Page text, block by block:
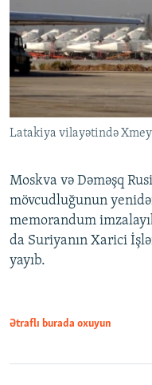
Latakiya vilayətində
Moskva və Dəməşq
mövcudluğunun
memorandum
da Suriyanın Xarici
yayıb.
Ətraflı burada oxuyun